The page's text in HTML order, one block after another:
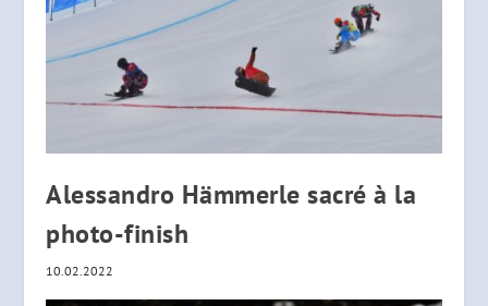
Alessandro Hämmerle sacré à la
photo-finish
10.02.2022